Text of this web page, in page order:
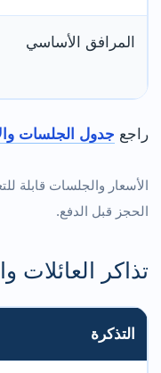
المرافق الأساسي
راجع جدول الجلسات
الأسعار والجلسات قابلة
الحجز قبل الدفع.
تذاكر العائلات
التذكرة